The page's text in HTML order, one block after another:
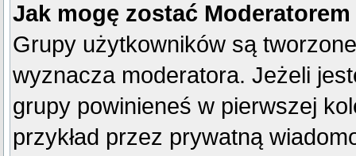
Jak mogę zostać
Grupy użytkowników są
wyznacza moderatora. Jeżeli
grupy powinieneś w pierwszej
przykład przez prywatną